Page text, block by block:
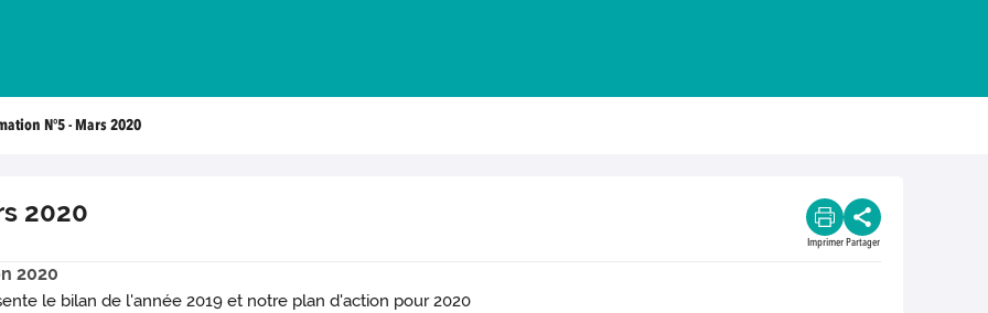
N°5 - Mars 2020
2020
Imprimer Partager
2020
le bilan de l'année 2019 et notre plan d'action pour 2020